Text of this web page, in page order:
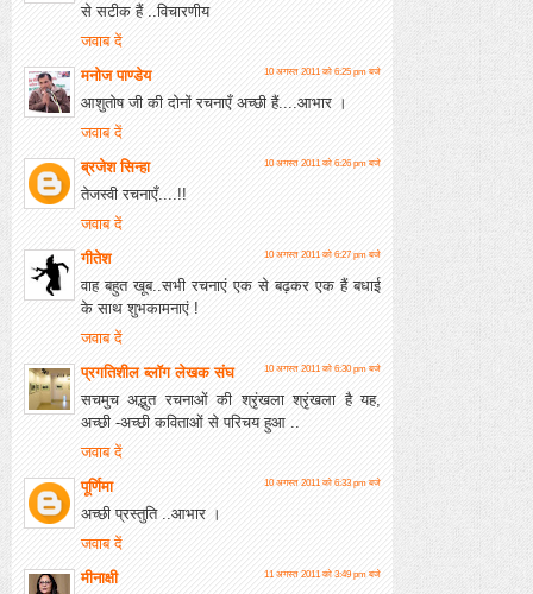
से सटीक हैं ..विचारणीय
जवाब दें
मनोज पाण्डेय
10 अगस्त 2011 को 6:25 pm बजे
आशुतोष जी की दोनों रचनाएँ अच्‍छी हैं....आभार ।
जवाब दें
ब्रजेश सिन्हा
10 अगस्त 2011 को 6:26 pm बजे
तेजस्वी रचनाएँ....!!
जवाब दें
गीतेश
10 अगस्त 2011 को 6:27 pm बजे
वाह बहुत खूब..सभी रचनाएं एक से बढ़कर एक हैं बधाई
के साथ शुभकामनाएं !
जवाब दें
प्रगतिशील ब्लॉग लेखक संघ
10 अगस्त 2011 को 6:30 pm बजे
सचमुच अद्भुत रचनाओं की श्रृंखला श्रृंखला है यह,
अच्छी -अच्छी कविताओं से परिचय हुआ ..
जवाब दें
पूर्णिमा
10 अगस्त 2011 को 6:33 pm बजे
अच्‍छी प्रस्‍तुति ..आभार ।
जवाब दें
मीनाक्षी
11 अगस्त 2011 को 3:49 pm बजे